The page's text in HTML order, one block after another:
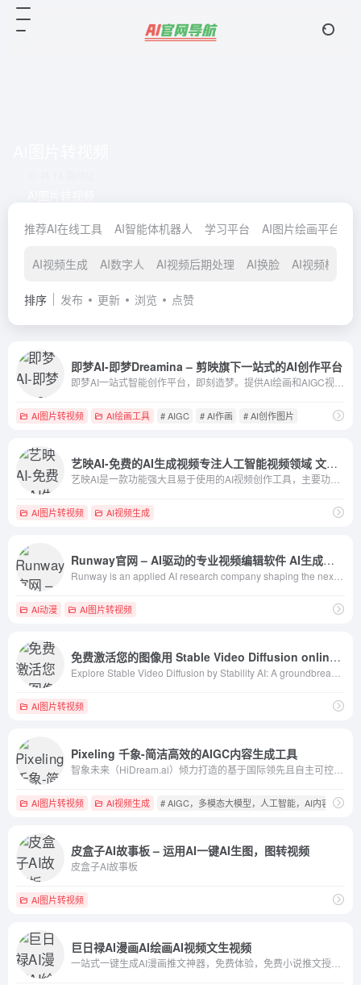
推荐AI在线工具 AI智能体机器人 学习平台 AI图片绘画平台
AI视频生成 AI数字人 AI视频后期处理 AI换脸 AI视频模型
排序 发布 更新 浏览 点赞
即梦AI-即梦Dreamina – 剪映旗下一站式的AI创作平台
AI图片转视频 AI绘画工具 # AIGC # AI作画 # AI创作图片
艺映AI-免费的AI生成视频专注人工智能视频领域 文生视频、图生视频、视频转漫
AI图片转视频 AI视频生成
Runway官网 – AI驱动的专业视频编辑软件 AI生成视频
AI动漫 AI图片转视频
免费激活您的图像用 Stable Video Diffusion online 让图片动起来！
AI图片转视频
Pixeling 千象-简洁高效的AIGC内容生成工具
AI图片转视频 AI视频生成 # AIGC，多模态大模型，人工智能，AI内容，AI
皮盒子AI故事板 – 运用AI一键AI生图，图转视频
皮盒子AI故事板
AI图片转视频
巨日禄AI漫画AI绘画AI视频文生视频